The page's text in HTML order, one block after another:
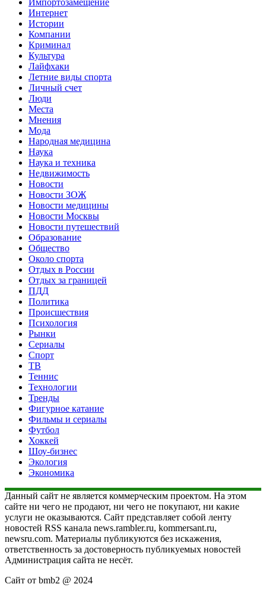
Интернет
Истории
Компании
Криминал
Культура
Лайфхаки
Летние виды спорта
Личный счет
Люди
Места
Мнения
Мода
Народная медицина
Наука
Наука и техника
Недвижимость
Новости
Новости ЗОЖ
Новости медицины
Новости Москвы
Новости путешествий
Образование
Общество
Около спорта
Отдых в России
Отдых за границей
ПДД
Политика
Происшествия
Психология
Рынки
Сериалы
Спорт
ТВ
Теннис
Технологии
Тренды
Фигурное катание
Фильмы и сериалы
Футбол
Хоккей
Шоу-бизнес
Экология
Экономика
Данный сайт не является коммерческим проектом. На этом
сайте ни чего не продают, ни чего не покупают, ни какие
услуги не оказываются. Сайт представляет собой ленту
новостей RSS канала news.rambler.ru, kommersant.ru,
newsru.com. Материалы публикуются без искажения,
ответственность за достоверность публикуемых новостей
Администрация сайта не несёт.
Сайт от bmb2 @ 2024